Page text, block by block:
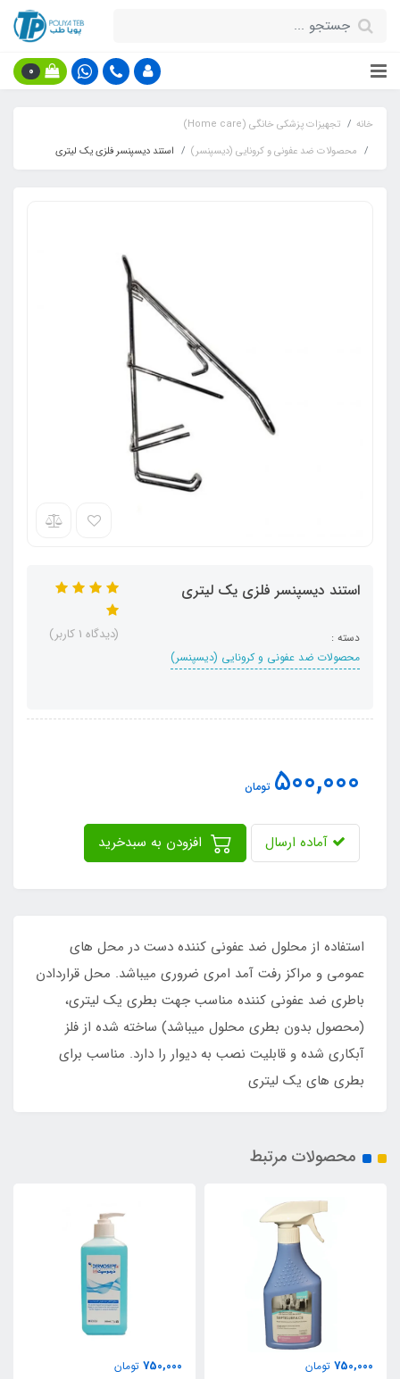
0
خانه
تجهیزات پزشکی خانگی (Home care)
محصولات ضد عفونی و کرونایی (دیسپنسر)
استند دیسپنسر فلزی یک لیتری
استند دیسپنسر فلزی یک لیتری
دسته :
محصولات ضد عفونی و کرونایی (دیسپنسر)
(دیدگاه 1 کاربر)
500,000 تومان
آماده ارسال
استفاده از محلول ضد عفونی کننده دست در محل های
عمومی و مراکز رفت آمد امری ضروری میباشد. محل قراردادن
باطری ضد عفونی کننده مناسب جهت بطری یک لیتری،
(محصول بدون بطری محلول میباشد) ساخته شده از فلز
آبکاری شده و قابلیت نصب به دیوار را دارد. مناسب برای
بطری های یک لیتری
محصولات مرتبط
750,000 تومان
750,000 تومان